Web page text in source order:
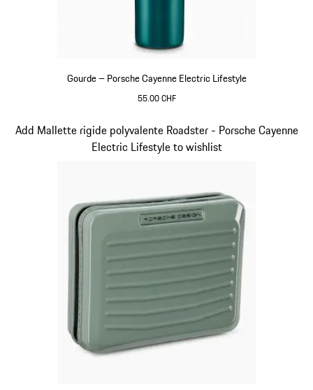
Gourde – Porsche Cayenne Electric Lifestyle
55.00 CHF
Add Mallette rigide polyvalente Roadster - Porsche Cayenne
Electric Lifestyle to wishlist
Diapositive 14 sur 15